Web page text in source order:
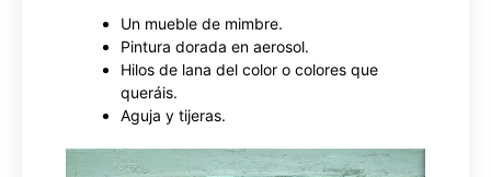
Un mueble de mimbre.
Pintura dorada en aerosol.
Hilos de lana del color o colores que
queráis.
Aguja y tijeras.